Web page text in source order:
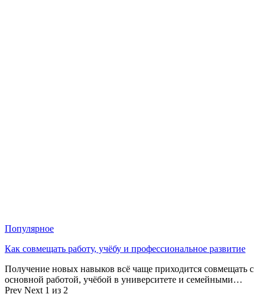
Популярное
Как совмещать работу, учёбу и профессиональное развитие
Получение новых навыков всё чаще приходится совмещать с
основной работой, учёбой в университете и семейными…
Prev Next 1 из 2